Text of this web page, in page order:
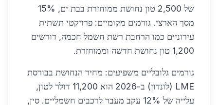
של 2,500 טון נחושת ממוחזרת בבת ים, 15%
מסך הארצי. גורמים מקומיים: פרויקטי תשתית
עירוניים כמו הרחבת רשת חשמל חכמה, דורשים
1,200 טון נחושת חדשה וממוחזרת.
גורמים גלובליים משפיעים: מחיר הנחושת בבורסת
LME (לונדון) ב-2026 הוא 11,200 דולר לטון,
עלייה של 12% עקב מעבר לרכבים חשמליים. סין,